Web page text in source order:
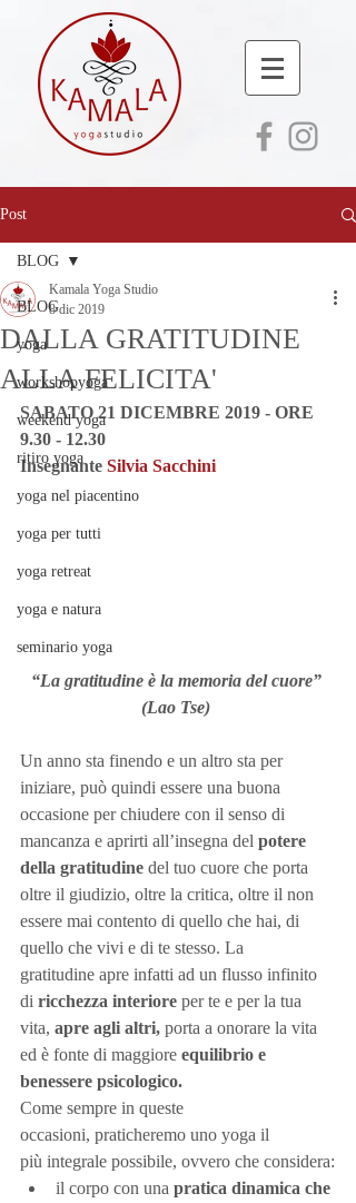
Post
BLOG
yoga
workshopyoga
weekend yoga
ritiro yoga
yoga nel piacentino
yoga per tutti
yoga retreat
yoga e natura
seminario yoga
BLOG
DALLA GRATITUDINE
ALLA FELICITA'
Kamala Yoga Studio
8 dic 2019
SABATO 21 DICEMBRE 2019 - ORE
9.30 - 12.30
Insegnante Silvia Sacchini
“La gratitudine è la memoria del cuore”
(Lao Tse)
Un anno sta finendo e un altro sta per
iniziare, può quindi essere una buona
occasione per chiudere con il senso di
mancanza e aprirti all’insegna del potere
della gratitudine del tuo cuore che porta
oltre il giudizio, oltre la critica, oltre il non
essere mai contento di quello che hai, di
quello che vivi e di te stesso. La
gratitudine apre infatti ad un flusso infinito
di ricchezza interiore per te e per la tua
vita, apre agli altri, porta a onorare la vita
ed è fonte di maggiore equilibrio e
benessere psicologico.
Come sempre in queste
occasioni, praticheremo uno yoga il
più integrale possibile, ovvero che considera:
il corpo con una pratica dinamica che